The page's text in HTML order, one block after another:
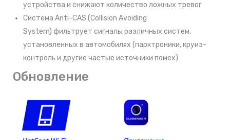
устройства и снижают количество ложных тревог
Система Anti-CAS (Collision Avoiding
System) фильтрует сигналы различных систем,
установленных в автомобилях (парктроники, круиз-
контроль и другие частые источники помех)
Обновление